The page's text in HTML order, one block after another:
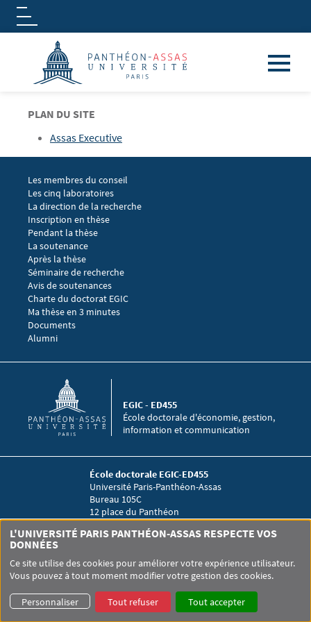
Logo
PLAN DU SITE
Assas Executive
Menu footer EGIC 1
Les membres du conseil
Les cinq laboratoires
La direction de la recherche
Menu footer EGIC 2
Inscription en thèse
Pendant la thèse
La soutenance
Après la thèse
Menu footer EGIC 3
Séminaire de recherche
Avis de soutenances
Charte du doctorat EGIC
Ma thèse en 3 minutes
Menu footer EGIC 4
Documents
Alumni
École doctorale d'économie, gestion,
information et communication
EGIC - ED455
École doctorale EGIC-ED455
Université Paris-Panthéon-Assas
Bureau 105C
12 place du Panthéon
75005 Paris
Pied de page Assas
UNIVERSITÉ PARIS-PANTHÉON-ASSAS SITEMAP
GLOSSAIRE
DONNÉES PERSONNELLES
L'UNIVERSITÉ PARIS PANTHÉON-ASSAS RESPECTE VOS
DONNÉES
Ce site utilise des cookies pour améliorer votre expérience utilisateur.
Vous pouvez à tout moment modifier votre gestion des cookies.
Personnaliser Tout refuser Tout accepter